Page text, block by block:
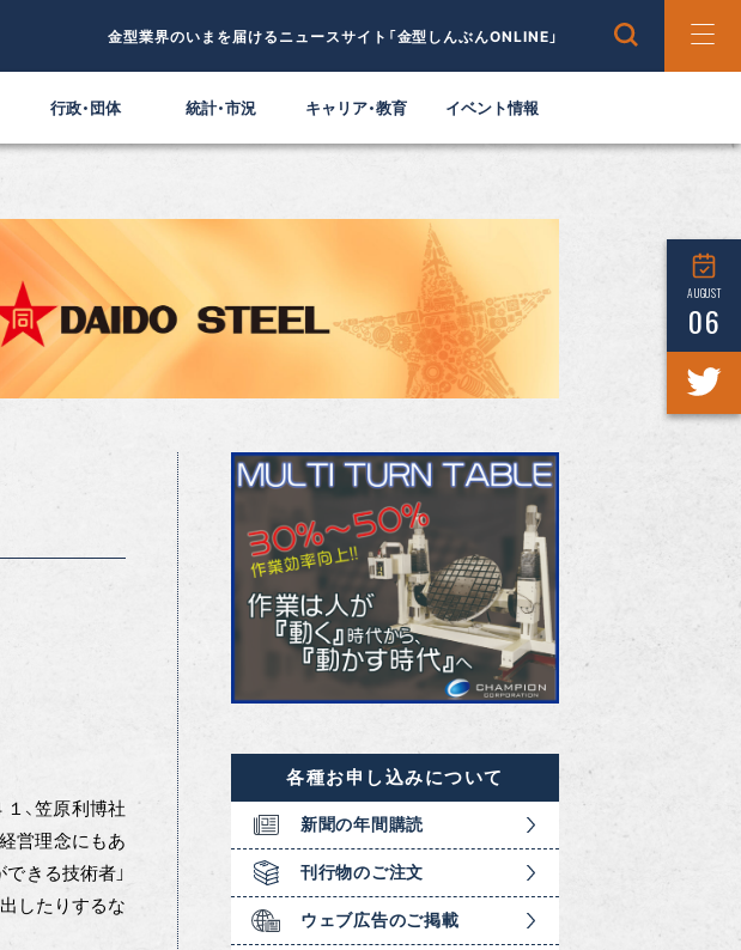
金型業界のいまを届けるニュースサイト「金型しんぶんONLINE」
行政・団体 統計・市況 キャリア・教育 イベント情報
AUGUST
06
、笠原利博社
営理念にもあ
きる技術者」
したりするな
各種お申し込みについて
新聞の年間購読
刊行物のご注文
ウェブ広告のご掲載